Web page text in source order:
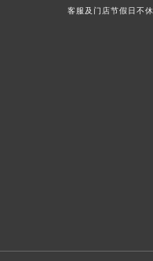
客服及门店节假日不休